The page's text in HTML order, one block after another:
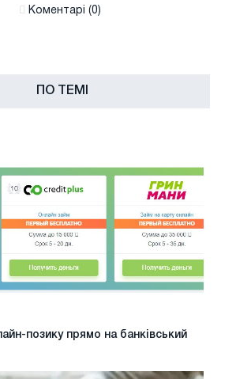
Коментарі (0)
ПО ТЕМІ
позику прямо на банківський